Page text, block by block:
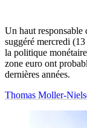
Un haut responsable
suggéré mercredi
la politique
zone euro ont
dernières années.
Thomas Moller-